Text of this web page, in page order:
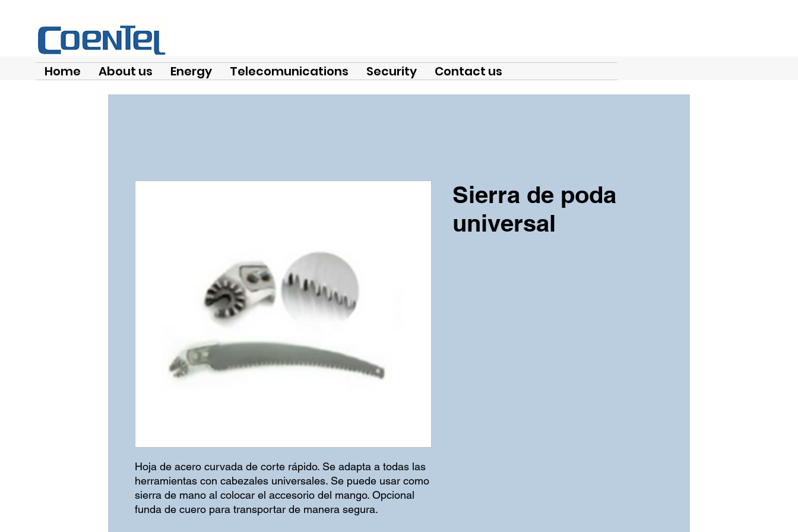
Home About us Energy Telecomunications Security Contact us
Hoja de acero curvada de corte rápido. Se adapta a todas las
herramientas con cabezales universales. Se puede usar como
sierra de mano al colocar el accesorio del mango. Opcional
funda de cuero para transportar de manera segura.
Sierra de poda
universal